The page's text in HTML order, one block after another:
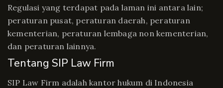
Regulasi yang terdapat pada laman ini antara lain;
peraturan pusat, peraturan daerah, peraturan
kementerian, peraturan lembaga non kementerian,
dan peraturan lainnya.
Tentang SIP Law Firm
SIP Law Firm adalah kantor hukum di Indonesia